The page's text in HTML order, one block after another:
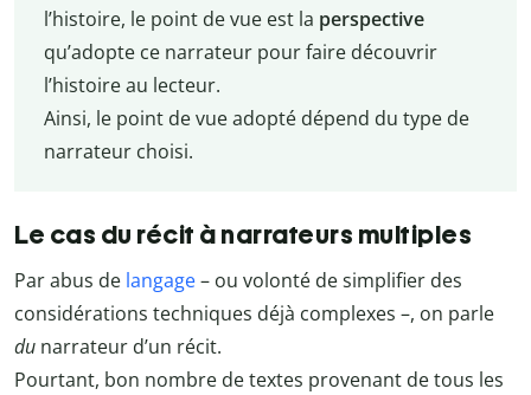
l’histoire, le point de vue est la perspective
qu’adopte ce narrateur pour faire découvrir
l’histoire au lecteur.
Ainsi, le point de vue adopté dépend du type de
narrateur choisi.
Le cas du récit à narrateurs multiples
Par abus de langage– ou volonté de simplifier des
considérations techniques déjà complexes –, on parle
du narrateur d’un récit.
Pourtant, bon nombre de textes provenant de tous les